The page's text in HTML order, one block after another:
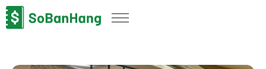
Sản phẩm